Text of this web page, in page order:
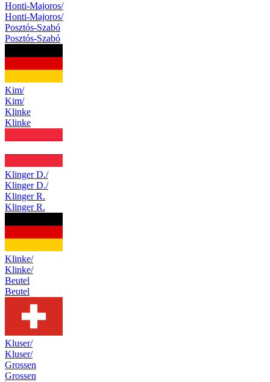
Honti-Majoros/
Honti-Majoros/
Posztós-Szabó
Posztós-Szabó
Kim/
Kim/
Klinke
Klinke
Klinger D./
Klinger D./
Klinger R.
Klinger R.
Klinke/
Klinke/
Beutel
Beutel
Kluser/
Kluser/
Grossen
Grossen